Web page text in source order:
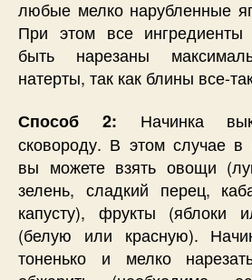
любые мелко нарубленные
При этом все
быть нарезаны
натерты, так как блины все-
Способ 2: Начинка
сковороду. В этом случае в
вы можете взять овощи
зелень, сладкий перец,
капусту), фрукты (яблоки
(белую или красную).
тоненько и мелко